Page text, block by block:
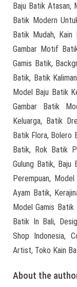
Baju Batik Atasan,
Batik Modern
Batik Mudah,
Gambar Motif
Gamis Batik,
Batik, Batik
Model Baju Batik
Gambar Batik
Keluarga, Batik
Batik Flora, Bolero
Batik, Rok Batik
Gulung Batik, Baju
Perempuan,
Ayam Batik,
Model Gamis
Batik In Bali,
Shop Indonesia,
Artist, Toko Kain
About the